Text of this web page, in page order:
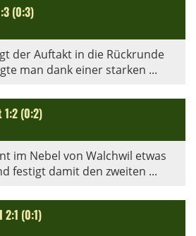
(0:3)
der Auftakt in die Rückrunde
man dank einer starken ...
1:2 (0:2)
im Nebel von Walchwil etwas
festigt damit den zweiten ...
2:1 (0:1)